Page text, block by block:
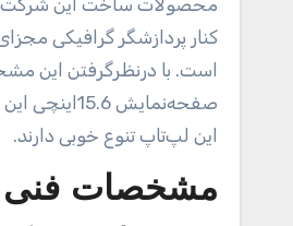
است. با درنظرگرفتن این
این لپ‌تاپ تنوع خوبی دارند.
مشخصات فنی